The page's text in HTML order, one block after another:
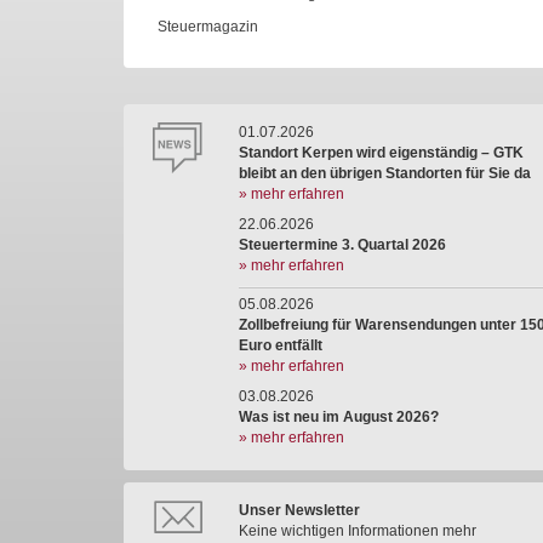
Steuermagazin
01.07.2026
Standort Kerpen wird eigenständig – GTK
bleibt an den übrigen Standorten für Sie da
» mehr erfahren
22.06.2026
Steuertermine 3. Quartal 2026
» mehr erfahren
05.08.2026
Zollbefreiung für Warensendungen unter
Euro entfällt
» mehr erfahren
03.08.2026
Was ist neu im August 2026?
» mehr erfahren
Unser Newsletter
Keine wichtigen Informationen mehr